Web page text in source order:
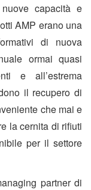
capacità e
AMP erano una
di nuova
ormai quasi
e all’estrema
il recupero di
che mai e
la cernita di rifiuti
per il settore
partner di